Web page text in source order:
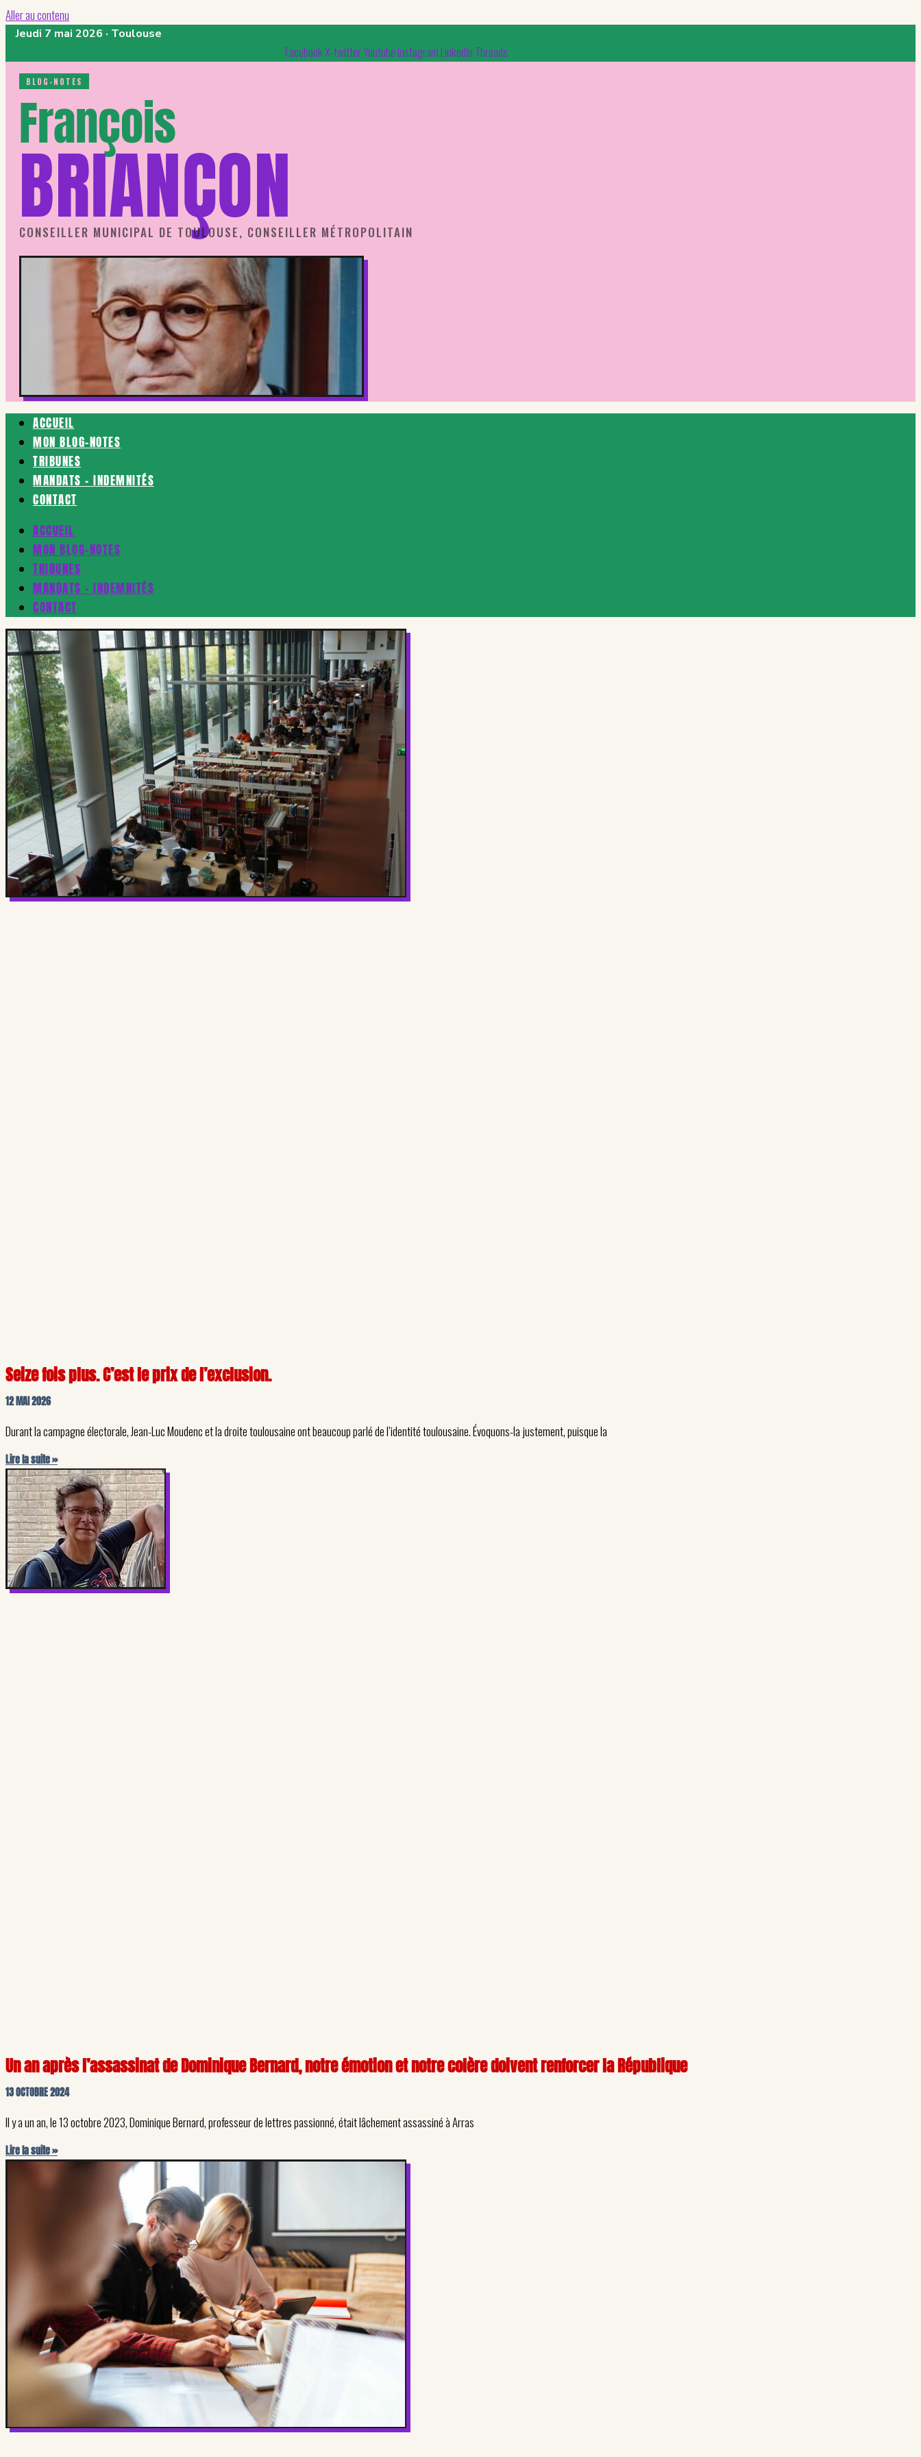
Aller au contenu
Jeudi 7 mai 2026 · Toulouse
FacebookX-twitterYoutubeInstagramLinkedin Threads
BLOG-NOTES
François
BRIANÇON
CONSEILLER MUNICIPAL DE TOULOUSE, CONSEILLER MÉTROPOLITAIN
ACCUEIL
MON BLOG-NOTES
TRIBUNES
MANDATS – INDEMNITÉS
CONTACT
ACCUEIL
MON BLOG-NOTES
TRIBUNES
MANDATS – INDEMNITÉS
CONTACT
Seize fois plus. C’est le prix de l’exclusion.
12 MAI 2026
Durant la campagne électorale, Jean-Luc Moudenc et la droite toulousaine ont beaucoup parlé de l’identité toulousaine. Évoquons-la justement, puisque la
Lire la suite »
Un an après l’assassinat de Dominique Bernard, notre émotion et notre colère doivent renforcer la République
13 OCTOBRE 2024
Il y a un an, le 13 octobre 2023, Dominique Bernard, professeur de lettres passionné, était lâchement assassiné à Arras
Lire la suite »